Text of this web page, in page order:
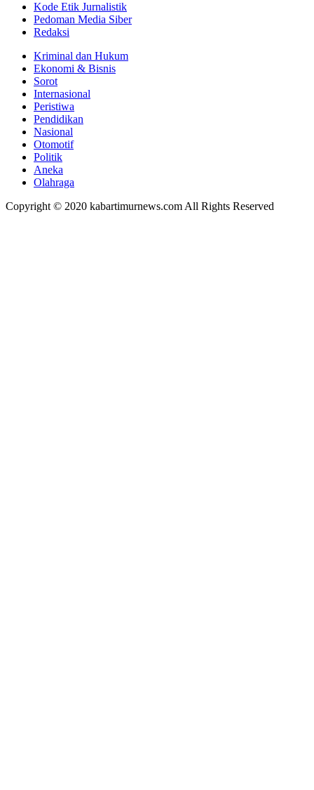
Kode Etik Jurnalistik
Pedoman Media Siber
Redaksi
Kriminal dan Hukum
Ekonomi & Bisnis
Sorot
Internasional
Peristiwa
Pendidikan
Nasional
Otomotif
Politik
Aneka
Olahraga
Copyright © 2020 kabartimurnews.com All Rights Reserved